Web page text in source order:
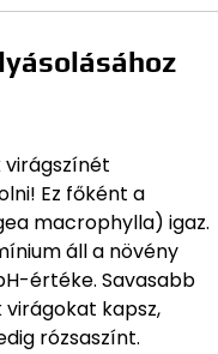
virágszínét
Ez főként a
macrophylla) igaz.
áll a növény
értéke. Savasabb
kapsz,
rózsaszínt.